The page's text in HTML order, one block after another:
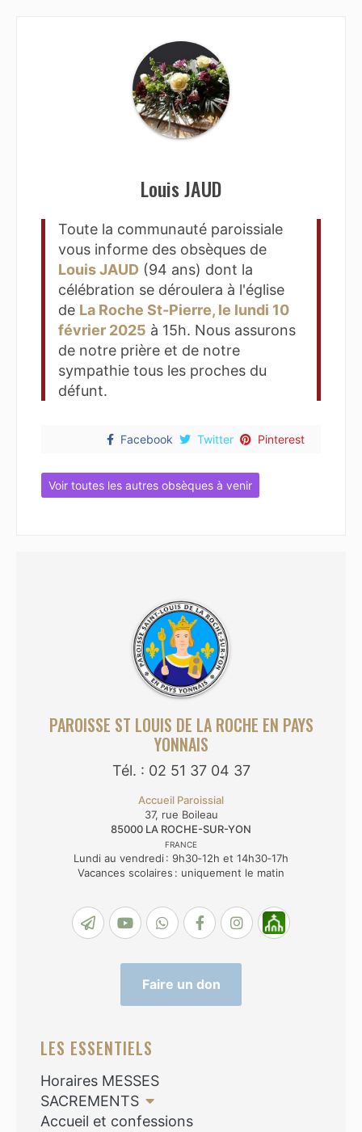
PAROISSE ST LOUIS DE LA ROCHE EN PAYS
YONNAIS
Tél. : 02 51 37 04 37
Accueil Paroissial
37, rue Boileau
85000 LA ROCHE-SUR-YON
FRANCE
Lundi au vendredi : 9h30‑12h et 14h30‑17h
Vacances scolaires : uniquement le matin
Faire un don
LES ESSENTIELS
Horaires MESSES
SACREMENTS
Accueil et confessions
Louis JAUD
Toute la communauté paroissiale
vous informe des obsèques de
Louis JAUD (94 ans) dont la
célébration se déroulera à l'église
de La Roche St-Pierre, le lundi 10
février 2025 à 15h. Nous assurons
de notre prière et de notre
sympathie tous les proches du
défunt.
Facebook Twitter Pinterest
Voir toutes les autres obsèques à venir